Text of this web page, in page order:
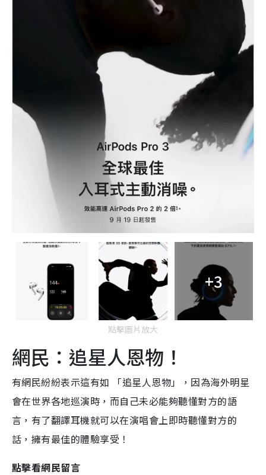
+3
點擊圖片放大
網民：追星人恩物！
有網民紛紛表示這有如 「追星人恩物」，因為海外明星
會在世界各地巡演時，而自己未必能夠聽懂對方的語
言，有了翻譯耳機就可以在演唱會上即時聽懂對方的
話，擁有最佳的體驗享受！
點擊看網民留言